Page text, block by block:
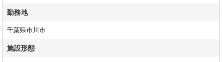
勤務地
千葉県市川市
施設形態